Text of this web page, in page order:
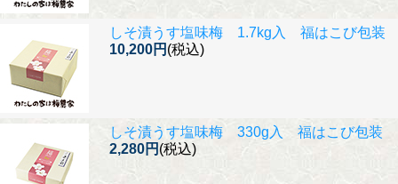
しそ漬うす塩味梅 1.7kg入 福はこび包装
10,200円 (税込)
しそ漬うす塩味梅 330g入 福はこび包装
2,280円 (税込)